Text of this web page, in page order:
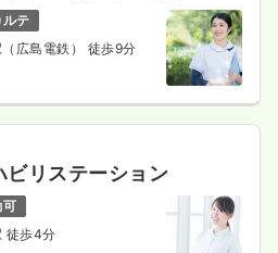
テ
広島電鉄） 徒歩9分
ビリステーション
可
徒歩4分